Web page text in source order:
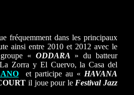
fréquemment dans les principaux
ainsi entre 2010 et 2012 avec le
« ODDARA » du batteur
Zorra y El Cuervo, la Casa del
et participe au « HAVANA
il joue pour le Festival Jazz